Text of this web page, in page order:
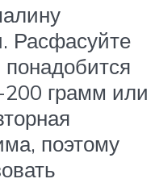
Расфасуйте
понадобится
200 грамм или
поэтому